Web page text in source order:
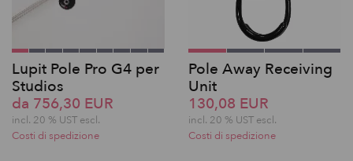
Lupit Pole Pro G4 per
Studios
da 756,30 EUR
incl. 20 % UST escl.
Costi di spedizione
Pole Away Receiving
Unit
130,08 EUR
incl. 20 % UST escl.
Costi di spedizione